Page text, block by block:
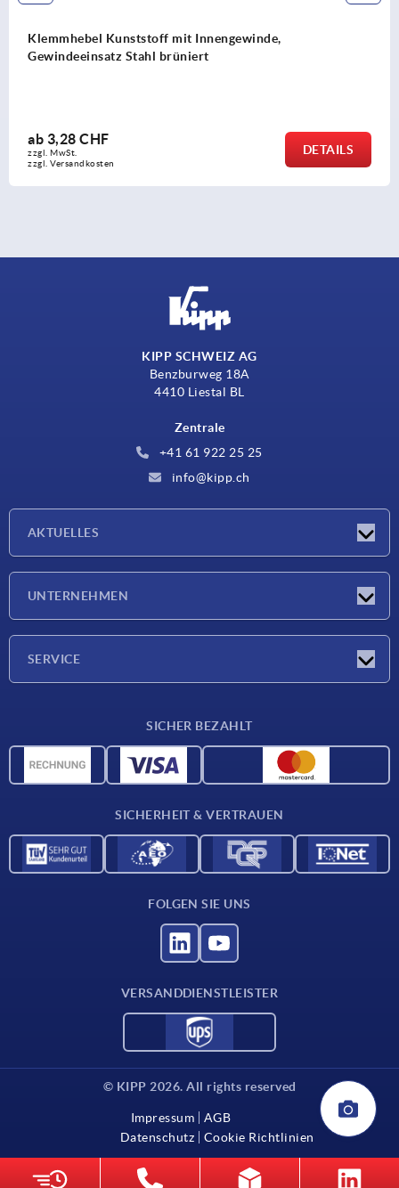
Klemmhebel Kunststoff mit Innengewinde,
Gewindeeinsatz Stahl brüniert
ab3,28 CHF
zzgl. MwSt.
zzgl. Versandkosten
DETAILS
KIPP SCHWEIZ AG
Benzburweg 18A
4410 Liestal BL
Zentrale
+41 61 922 25 25
info@kipp.ch
AKTUELLES
UNTERNEHMEN
SERVICE
CAD-Daten
SICHER BEZAHLT
SICHERHEIT & VERTRAUEN
FOLGEN SIE UNS
VERSANDDIENSTLEISTER
© KIPP 2026. All rights reserved
Impressum
AGB
Datenschutz
Cookie Richtlinien